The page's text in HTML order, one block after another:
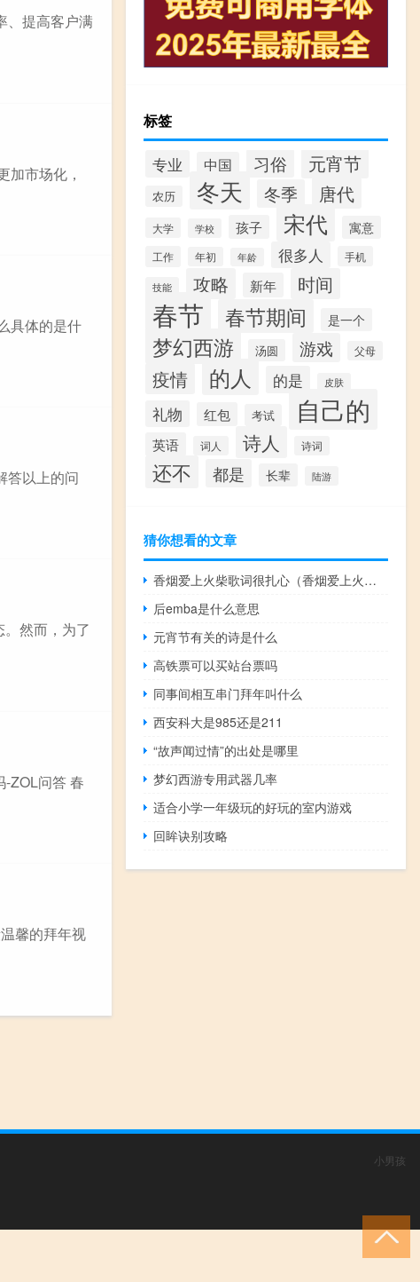
、提高客户满
加市场化，
具体的是什
答以上的问
然而，为了
-ZOL问答 春
馨的拜年视
标签
专业 中国 习俗 元宵节
农历 冬天 冬季 唐代
大学 学校 孩子 宋代 寓意
工作 年初 年龄 很多人 手机
技能 攻略 新年 时间
春节 春节期间 是一个
梦幻西游 汤圆 游戏 父母
疫情 的人 的是 皮肤
礼物 红包 考试 自己的
英语 词人 诗人 诗词
还不 都是 长辈 陆游
猜你想看的文章
香烟爱上火柴歌词很扎心（香烟爱上火柴歌词）
后emba是什么意思
元宵节有关的诗是什么
高铁票可以买站台票吗
同事间相互串门拜年叫什么
西安科大是985还是211
“故声闻过情”的出处是哪里
梦幻西游专用武器几率
适合小学一年级玩的好玩的室内游戏
回眸诀别攻略
小男孩